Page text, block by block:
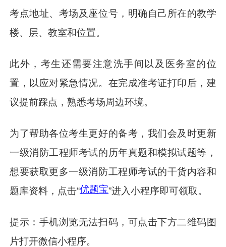
考点地址、考场及座位号，明确自己所在的教学
楼、层、教室和位置。
此外，考生还需要注意洗手间以及医务室的位
置，以应对紧急情况。在完成准考证打印后，建
议提前踩点，熟悉考场周边环境。
为了帮助各位考生更好的备考，我们会及时更新
一级消防工程师考试的历年真题和模拟试题等，
想要获取更多一级消防工程师考试的干货内容和
题库资料，点击“优题宝”进入小程序即可领取。
提示：手机浏览无法扫码，可点击下方二维码图
片打开微信小程序。